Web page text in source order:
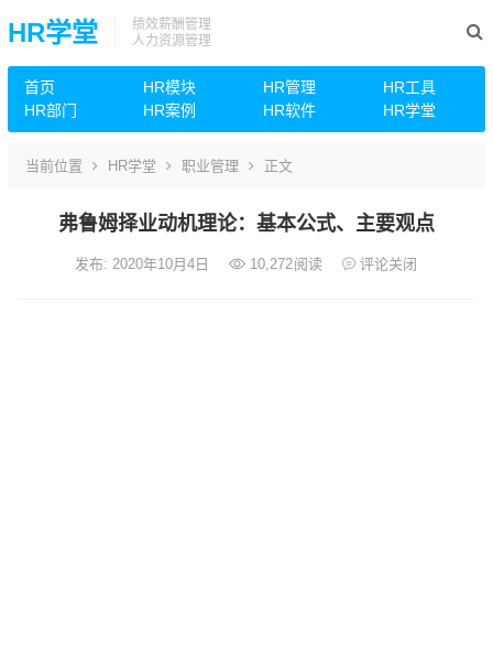
HR学堂
绩效薪酬管理
人力资源管理
首页 HR模块 HR管理
HR工具
HR部门
HR案例 HR软件 HR学堂
当前位置 HR学堂 职业管理 正文
弗鲁姆择业动机理论：基本公式、主要观点
发布: 2020年10月4日 10,272阅读 评论关闭